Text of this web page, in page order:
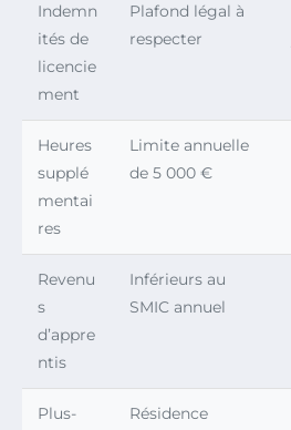
Indemn
ités de
licencie
ment
Plafond légal à
respecter
Heures
supplé
mentai
res
Limite annuelle
de 5 000 €
Revenu
s
d’appre
ntis
Inférieurs au
SMIC annuel
Plus-
Résidence